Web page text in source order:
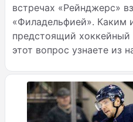
встречах «Рейнджерс»
«Филадельфией». Каким
предстоящий хоккейный
этот вопрос узнаете из